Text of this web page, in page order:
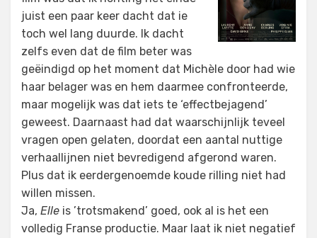
juist een paar keer dacht dat ie
toch wel lang duurde. Ik dacht
zelfs even dat de film beter was
geëindigd op het moment dat Michèle door had wie
haar belager was en hem daarmee confronteerde,
maar mogelijk was dat iets te ‘effectbejagend’
geweest. Daarnaast had dat waarschijnlijk teveel
vragen open gelaten, doordat een aantal nuttige
verhaallijnen niet bevredigend afgerond waren.
Plus dat ik eerdergenoemde koude rilling niet had
willen missen.
Ja, Elle is ’trotsmakend’ goed, ook al is het een
volledig Franse productie. Maar laat ik niet negatief